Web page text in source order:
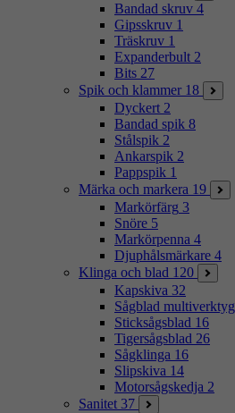
Bandad skruv 4
Gipsskruv 1
Träskruv 1
Expanderbult 2
Bits 27
Spik och klammer 18
Dyckert 2
Bandad spik 8
Stålspik 2
Ankarspik 2
Pappspik 1
Märka och markera 19
Markörfärg 3
Snöre 5
Markörpenna 4
Djuphålsmärkare 4
Klinga och blad 120
Kapskiva 32
Sågblad multiverktyg
Sticksågsblad 16
Tigersågsblad 26
Sågklinga 16
Slipskiva 14
Motorsågskedja 2
Sanitet 37